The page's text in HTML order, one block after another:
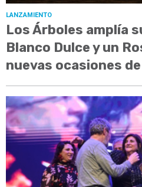
LANZAMIENTO
Los Árboles amplía
Blanco Dulce y un
nuevas ocasiones